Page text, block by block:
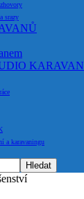
srazy
KARAVAN
a karavaningu